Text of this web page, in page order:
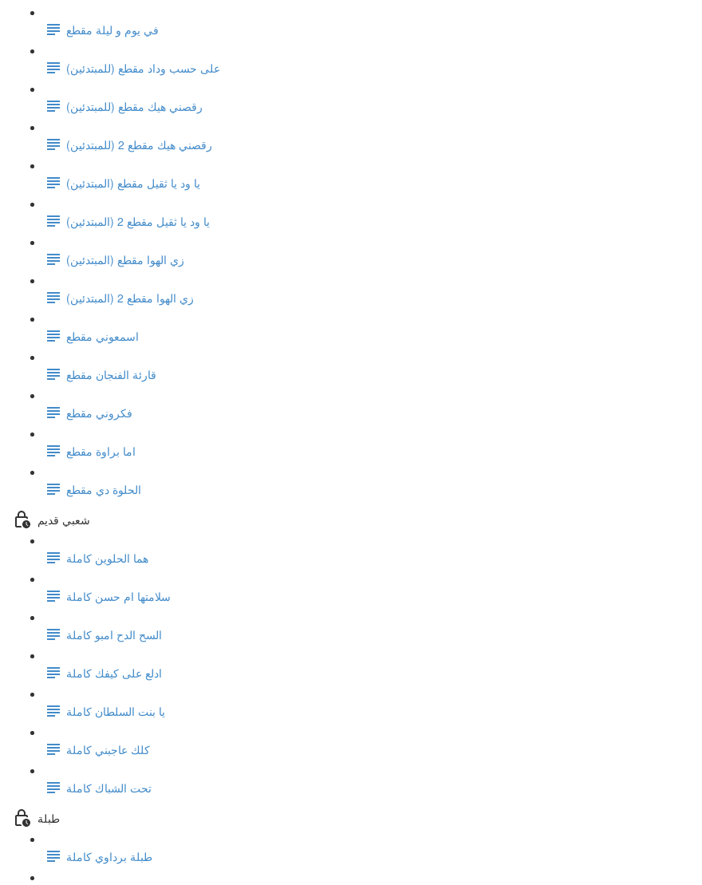
في يوم و ليلة مقطع
على حسب وداد مقطع (للمبتدئين)
رقصني هيك مقطع (للمبتدئين)
رقصني هيك مقطع 2 (للمبتدئين)
يا ود يا ثقيل مقطع (المبتدئين)
يا ود يا ثقيل مقطع 2 (المبتدئين)
زي الهوا مقطع (المبتدئين)
زي الهوا مقطع 2 (المبتدئين)
اسمعوني مقطع
قارئة الفنجان مقطع
فكروني مقطع
اما براوة مقطع
الحلوة دي مقطع
شعبي قديم
هما الحلوين كاملة
سلامتها ام حسن كاملة
السح الدح امبو كاملة
ادلع على كيفك كاملة
يا بنت السلطان كاملة
كلك عاجبني كاملة
تحت الشباك كاملة
طبلة
طبلة برداوي كاملة